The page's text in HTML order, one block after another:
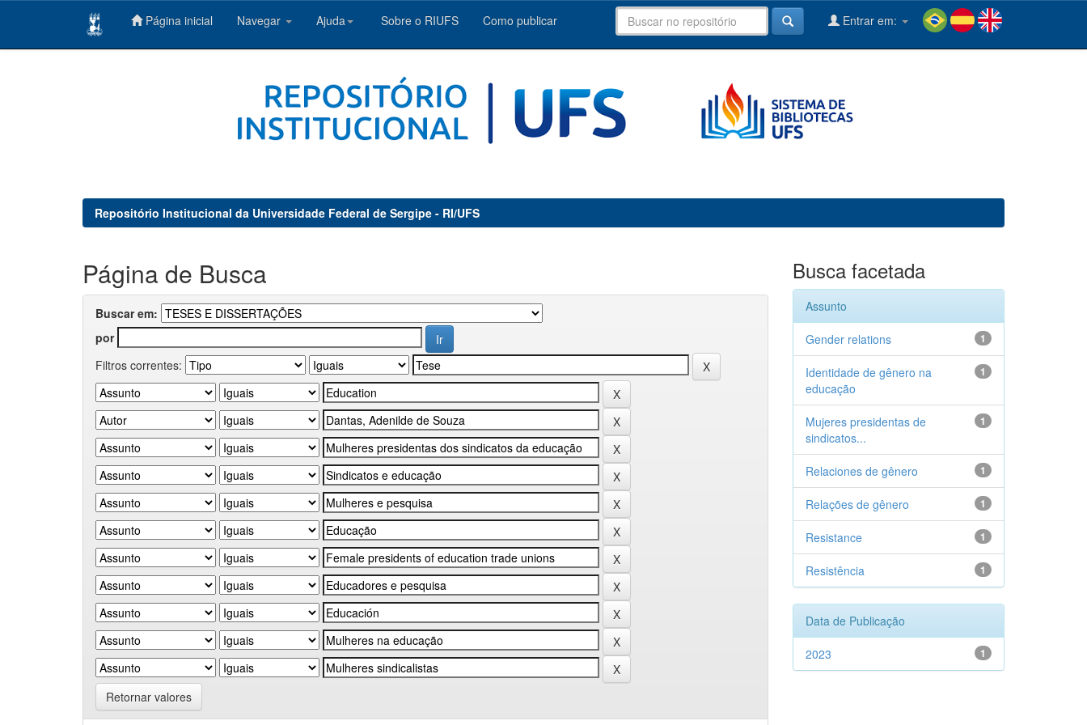
Página inicial Navegar Ajuda Sobre o RIUFS Como publicar Entrar em:
Repositório Institucional da Universidade Federal de Sergipe - RI/UFS
Página de Busca
Buscar em:
por
Filtros correntes:
Retornar valores
Busca facetada
Assunto
1
Gender relations
1
Identidade de gênero na
educação
1
Mujeres presidentas de
sindicatos...
1
Relaciones de gênero
1
Relações de gênero
1
Resistance
1
Resistência
Data de Publicação
1
2023